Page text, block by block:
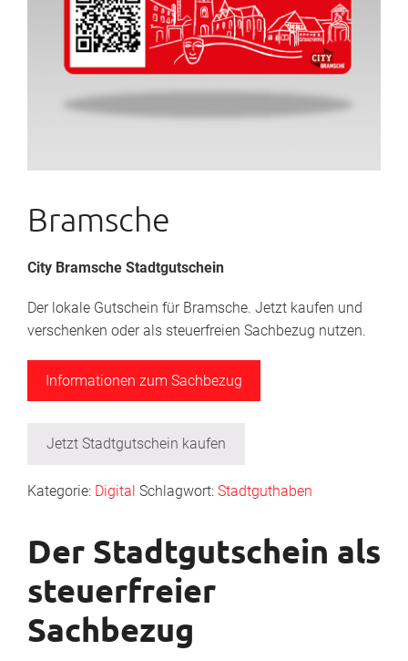
Bramsche
City Bramsche Stadtgutschein
Der lokale Gutschein für Bramsche. Jetzt kaufen und
verschenken oder als steuerfreien Sachbezug nutzen.
Informationen zum Sachbezug
Jetzt Stadtgutschein kaufen
Kategorie: Digital Schlagwort: Stadtguthaben
Der Stadtgutschein als
steuerfreier
Sachbezug